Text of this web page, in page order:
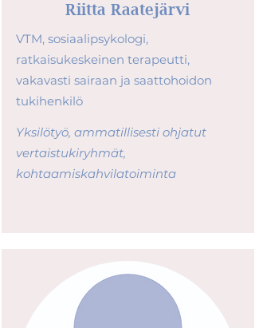
Riitta Raatejärvi
VTM, sosiaalipsykologi,
ratkaisukeskeinen terapeutti,
vakavasti sairaan ja saattohoidon
tukihenkilö
Yksilötyö, ammatillisesti ohjatut
vertaistukiryhmät,
kohtaamiskahvilatoiminta